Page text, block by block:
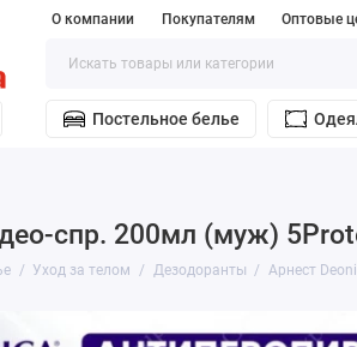
О компании Покупателям Оптовые
Постельное белье
спр. 200мл (муж)
Уход за телом Дезодоранты Арнест